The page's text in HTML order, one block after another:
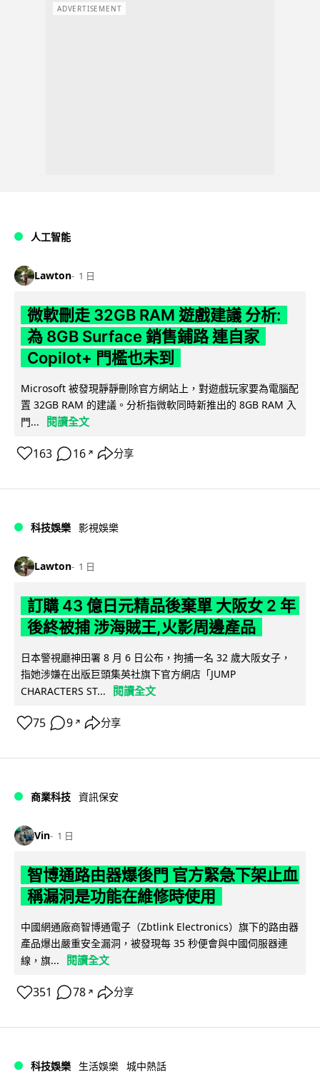
ADVERTISEMENT
人工智能
Lawton 1 日
微軟刪走 32GB RAM 遊戲建議 分析:
為 8GB Surface 銷售鋪路 連自家
Copilot+ 門檻也未到
Microsoft 被發現靜靜刪除官方網站上，對遊戲玩家要為電腦配
置 32GB RAM 的建議。分析指微軟同時新推出的 8GB RAM 入
門...
閱讀全文
163 16 ↗ 分享
科技娛樂 影視娛樂
Lawton 1 日
訂購 43 億日元精品後棄單 大阪女 2 年
後終被捕 涉海賊王,火影周邊產品
日本警視廳神田署 8 月 6 日公布，拘捕一名 32 歲大阪女子，
指她涉嫌在出版巨頭集英社旗下官方網店「JUMP
CHARACTERS ST...
閱讀全文
75 9 ↗ 分享
商業科技 資訊保安
Vin 1 日
智博通路由器爆後門 官方緊急下架止血
稱漏洞是功能在維修時使用
中國網通廠商智博通電子（Zbtlink Electronics）旗下的路由器
產品爆出嚴重安全漏洞，被發現每 35 秒便會與中國伺服器連
線，旗...
閱讀全文
351 78 ↗ 分享
科技娛樂 生活娛樂 城中熱話